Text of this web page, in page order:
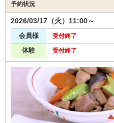
予約状況
2026/03/17（火）11:00～
会員様 受付終了
体験 受付終了